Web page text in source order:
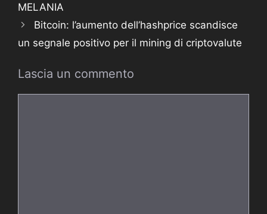
MELANIA
Bitcoin: l’aumento dell’hashprice scandisce
un segnale positivo per il mining di criptovalute
Lascia un commento